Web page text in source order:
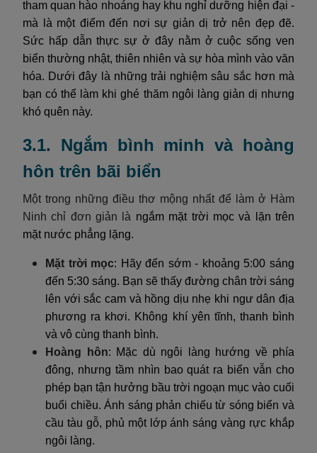
tham quan hào nhoáng hay khu nghỉ dưỡng hiện đại -
mà là một điểm đến nơi sự giản dị trở nên đẹp đẽ.
Sức hấp dẫn thực sự ở đây nằm ở cuộc sống ven
biển thường nhật, thiên nhiên và sự hòa mình vào văn
hóa. Dưới đây là những trải nghiệm sâu sắc hơn mà
bạn có thể làm khi ghé thăm ngôi làng giản dị nhưng
khó quên này.
3.1. Ngắm bình minh và hoàng
hôn trên bãi biển
Một trong những điều thơ mộng nhất để làm ở Hàm
Ninh chỉ đơn giản là ngắm mặt trời mọc và lặn trên
mặt nước phẳng lặng.
Mặt trời mọc: Hãy đến sớm - khoảng 5:00 sáng
đến 5:30 sáng. Bạn sẽ thấy đường chân trời sáng
lên với sắc cam và hồng dịu nhẹ khi ngư dân địa
phương ra khơi. Không khí yên tĩnh, thanh bình
và vô cùng thanh bình.
Hoàng hôn: Mặc dù ngôi làng hướng về phía
đông, nhưng tầm nhìn bao quát ra biển vẫn cho
phép bạn tận hưởng bầu trời ngoạn mục vào cuối
buổi chiều. Ánh sáng phản chiếu từ sóng biển và
cầu tàu gỗ, phủ một lớp ánh sáng vàng rực khắp
ngôi làng.